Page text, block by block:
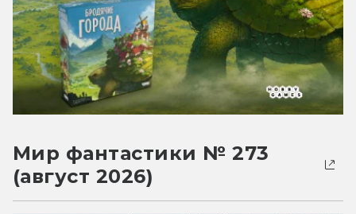
Мир фантастики № 273
(август 2026)